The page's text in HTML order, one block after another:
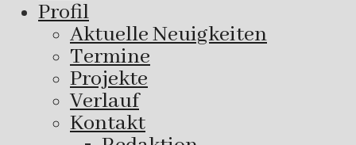
Profil
Aktuelle Neuigkeiten
Termine
Projekte
Verlauf
Kontakt